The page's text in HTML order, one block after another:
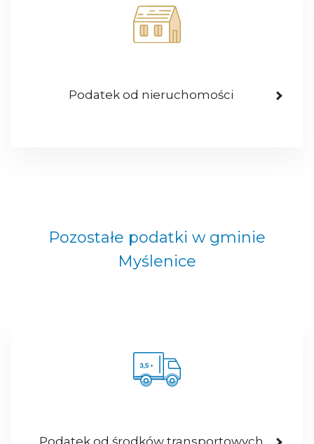
Podatek od nieruchomości
Pozostałe podatki w gminie
Myślenice
Podatek od środków transportowych